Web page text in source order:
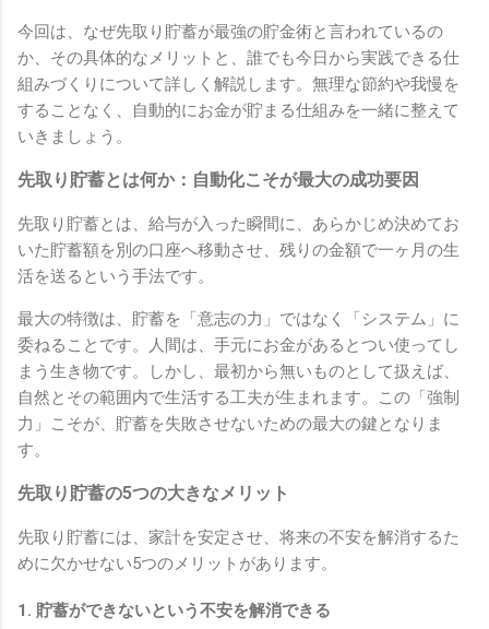
今回は、なぜ先取り貯蓄が最強の貯金術と言われているの
か、その具体的なメリットと、誰でも今日から実践できる仕
組みづくりについて詳しく解説します。無理な節約や我慢を
することなく、自動的にお金が貯まる仕組みを一緒に整えて
いきましょう。
先取り貯蓄とは何か：自動化こそが最大の成功要因
先取り貯蓄とは、給与が入った瞬間に、あらかじめ決めてお
いた貯蓄額を別の口座へ移動させ、残りの金額で一ヶ月の生
活を送るという手法です。
最大の特徴は、貯蓄を「意志の力」ではなく「システム」に
委ねることです。人間は、手元にお金があるとつい使ってし
まう生き物です。しかし、最初から無いものとして扱えば、
自然とその範囲内で生活する工夫が生まれます。この「強制
力」こそが、貯蓄を失敗させないための最大の鍵となりま
す。
先取り貯蓄の5つの大きなメリット
先取り貯蓄には、家計を安定させ、将来の不安を解消するた
めに欠かせない5つのメリットがあります。
1. 貯蓄ができないという不安を解消できる